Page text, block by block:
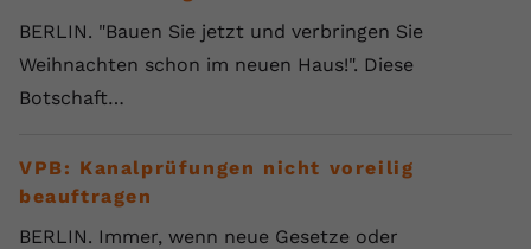
BERLIN. "Bauen Sie jetzt und verbringen Sie
Weihnachten schon im neuen Haus!". Diese
Botschaft…
VPB: Kanalprüfungen nicht voreilig
beauftragen
BERLIN. Immer, wenn neue Gesetze oder